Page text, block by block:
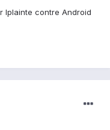
lplainte contre Android